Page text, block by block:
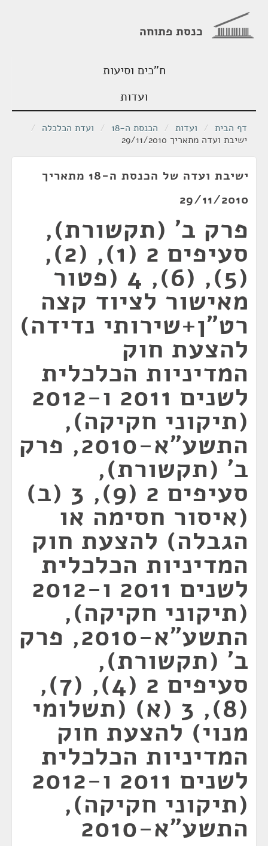
כנסת פתוחה
ח"כים וסיעות
ועדות
דף הבית / ועדות / הכנסת ה-18 / ועדת הכלכלה /
ישיבת ועדה מתאריך 29/11/2010
ישיבת ועדה של הכנסת ה-18 מתאריך
29/11/2010
פרק ב' (תקשורת),
סעיפים 2 (1), (2),
(5), (6), 4 (פטור
מאישור לציוד קצה
רט"ן+שירותי נדידה)
להצעת חוק
המדיניות הכלכלית
לשנים 2011 ו-2012
(תיקוני חקיקה),
התשע"א-2010, פרק
ב' (תקשורת),
סעיפים 2 (9), 3 (ב)
(איסור חסימה או
הגבלה) להצעת חוק
המדיניות הכלכלית
לשנים 2011 ו-2012
(תיקוני חקיקה),
התשע"א-2010, פרק
ב' (תקשורת),
סעיפים 2 (4), (7),
(8), 3 (א) (תשלומי
מנוי) להצעת חוק
המדיניות הכלכלית
לשנים 2011 ו-2012
(תיקוני חקיקה),
התשע"א-2010